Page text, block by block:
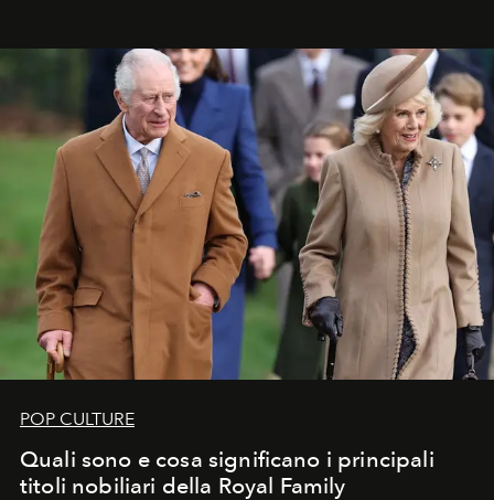
POP CULTURE
Quali sono e cosa significano i principali
titoli nobiliari della Royal Family